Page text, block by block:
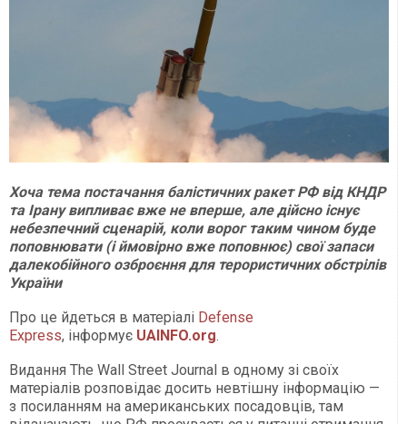
Хоча тема постачання балістичних ракет РФ від КНДР
та Ірану випливає вже не вперше, але дійсно існує
небезпечний сценарій, коли ворог таким чином буде
поповнювати (і ймовірно вже поповнює) свої запаси
далекобійного озброєння для терористичних обстрілів
України
Про це йдеться в матеріалі Defense
Express, інформує UAINFO.org.
Видання The Wall Street Journal в одному зі своїх
матеріалів розповідає досить невтішну інформацію —
з посиланням на американських посадовців, там